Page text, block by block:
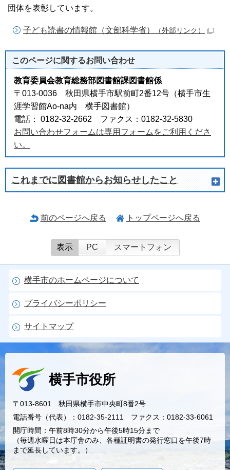
団体を表彰しています。
子ども読書の情報館（文部科学省） （外部リンク）
このページに関するお問い合わせ
教育委員会教育総務部図書館課図書館係
〒013-0036 秋田県横手市駅前町2番12号（横手市生
涯学習館Ao-na内 横手図書館）
電話： 0182-32-2662 ファクス：0182-32-5830
お問い合わせフォームは専用フォームをご利用くださ
い。
これまでに図書館からお知らせしたこと
前のページへ戻る トップページへ戻る
表示 PC スマートフォン
横手市のホームページについて
プライバシーポリシー
サイトマップ
横手市役所
〒013-8601 秋田県横手市中央町8番2号
電話番号（代表）：0182-35-2111 ファクス：0182-33-6061
開庁時間：午前8時30分から午後5時15分まで
（毎週水曜日は本庁舎のみ、各種証明書の発行窓口を午後7時
まで延長しています。）